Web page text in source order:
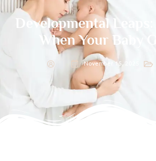
Developmental Leaps:
When Your Baby
November 15, 2025